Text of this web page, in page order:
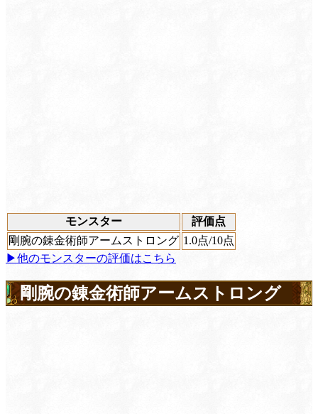
モンスター
評価点
剛腕の錬金術師アームストロング 1.0点/10点
▶他のモンスターの評価はこちら
剛腕の錬金術師アームストロング